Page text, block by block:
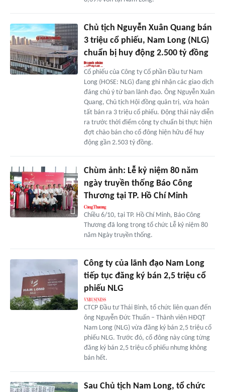
Chủ tịch Nguyễn Xuân Quang bán
3 triệu cổ phiếu, Nam Long (NLG)
chuẩn bị huy động 2.500 tỷ đồng
Cổ phiếu của Công ty Cổ phần Đầu tư Nam
Long (HOSE: NLG) đang ghi nhận các giao dịch
đáng chú ý từ ban lãnh đạo. Ông Nguyễn Xuân
Quang, Chủ tịch Hội đồng quản trị, vừa hoàn
tất bán ra 3 triệu cổ phiếu. Động thái này diễn
ra trước thời điểm công ty chuẩn bị thực hiện
đợt chào bán cho cổ đông hiện hữu để huy
động gần 2.503 tỷ đồng.
Chùm ảnh: Lễ kỷ niệm 80 năm
ngày truyền thống Báo Công
Thương tại TP. Hồ Chí Minh
Chiều 6/10, tại TP. Hồ Chí Minh, Báo Công
Thương đã long trọng tổ chức Lễ kỷ niệm 80
năm Ngày truyền thống.
Công ty của lãnh đạo Nam Long
tiếp tục đăng ký bán 2,5 triệu cổ
phiếu NLG
CTCP Đầu tư Thái Bình, tổ chức liên quan đến
ông Nguyễn Đức Thuấn – Thành viên HĐQT
Nam Long (NLG) vừa đăng ký bán 2,5 triệu cổ
phiếu NLG. Trước đó, cổ đông này cũng từng
đăng ký bán 2,5 triệu cổ phiếu nhưng không
bán hết.
Sau Chủ tịch Nam Long, tổ chức